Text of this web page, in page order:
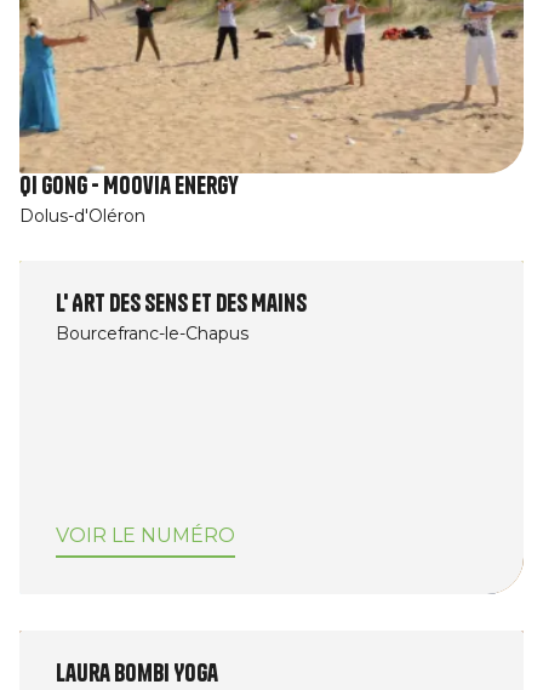
Qi Gong - Moovia energy
Dolus-d'Oléron
L' Art des Sens et des Mains
Bourcefranc-le-Chapus
VOIR LE NUMÉRO
Laura Bombi Yoga